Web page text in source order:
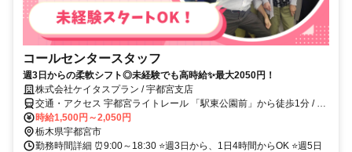
コールセンタースタッフ
週3日からの柔軟シフト◎未経験でも高時給✨最大2050円！
株式会社ケイタスプラン / 宇都宮支店
交通・アクセス 宇都宮ライトレール 「駅東公園前」から徒歩1分 / 東
北本線「宇都宮駅」から徒歩12分 / 宇都宮大学からの通勤もしやす
く、大学生さんも多く活躍中です。「東武宇都宮駅」から車23分 ※
交通費として1日500円支給※ ★車通勤OK！
時給1,500円～2,050円
栃木県宇都宮市
勤務時間詳細 ⏰9:00～18:30 ⭐週3日から、1日4時間からOK ⭐週5日